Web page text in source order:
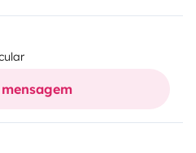
volver. Tiene baño con
una pequeña sala/comedor
posibilidad de hacer otra
dispones de TV, agua